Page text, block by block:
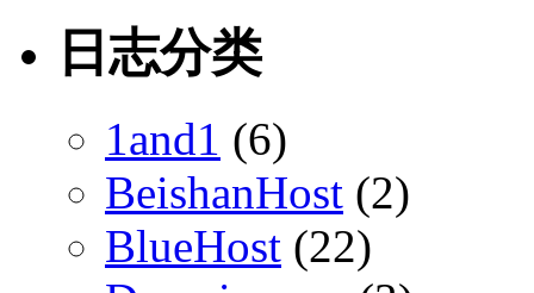
日志分类
1and1 (6)
BeishanHost (2)
BlueHost (22)